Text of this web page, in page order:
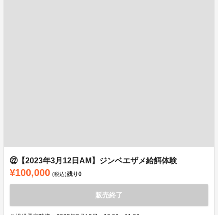
㉒【2023年3月12日AM】ジンベエザメ給餌体験
¥100,000 (税込)残り0
販売終了